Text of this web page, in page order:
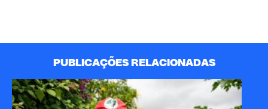
PUBLICAÇÕES RELACIONADAS